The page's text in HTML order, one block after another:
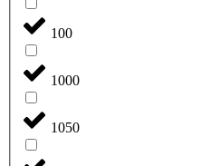
100
1000
1050